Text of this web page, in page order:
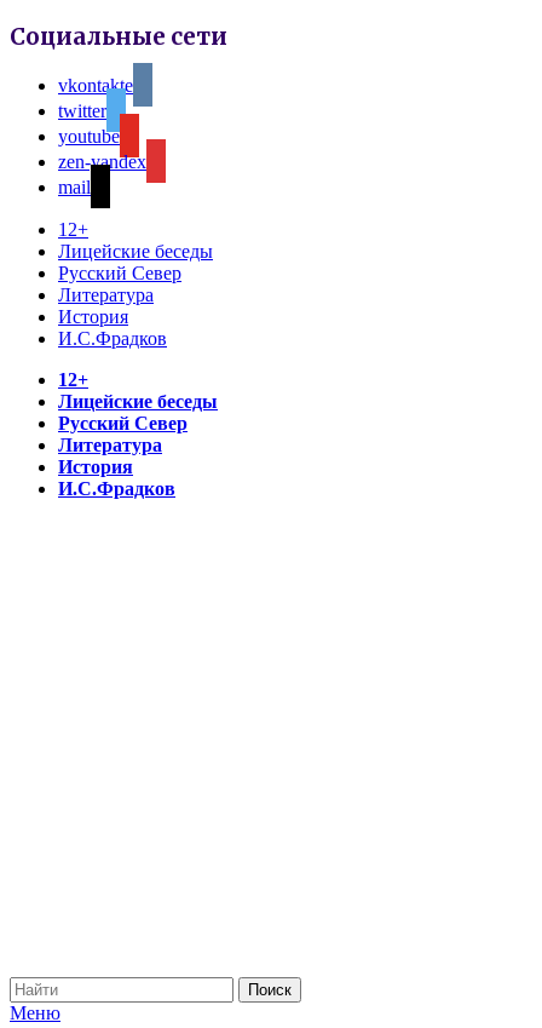
Социальные сети
vkontakte
twitter
youtube
zen-yandex
mail
12+
Лицейские беседы
Русский Север
Литература
История
И.С.Фрадков
12+
Лицейские беседы
Русский Север
Литература
История
И.С.Фрадков
Меню